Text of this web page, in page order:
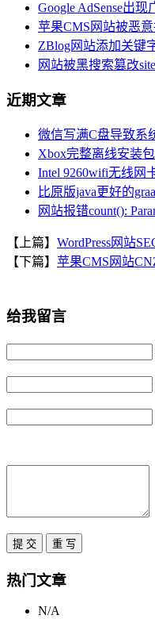
Google AdSense出
苹果CMS网站被恶
ZBlog网站添加关键
网站被黑搜索篡改
近期文章
微信写满C盘导致系
Xbox完整离线安装
Intel 9260wifi无线网
比原版java更好的
网站报错count():
【上篇】 WordPress网站
【下篇】 苹果CMS网站
给我留言
热门文章
N/A